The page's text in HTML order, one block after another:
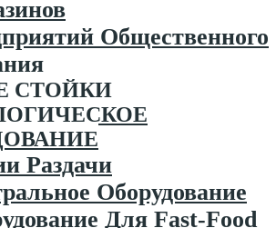
Общественного
СТОЙКИ
Раздачи
Оборудование
Для Fast-Food